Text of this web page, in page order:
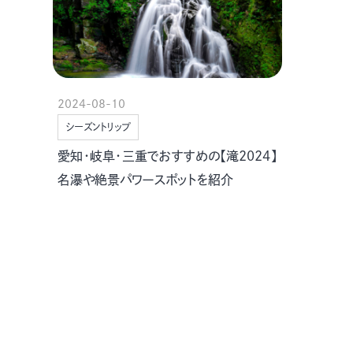
2024-08-10
シーズントリップ
愛知・岐阜・三重でおすすめの【滝2024】
名瀑や絶景パワースポットを紹介